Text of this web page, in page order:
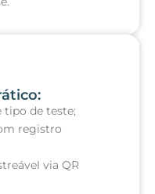
tipo de teste;
registro
via QR